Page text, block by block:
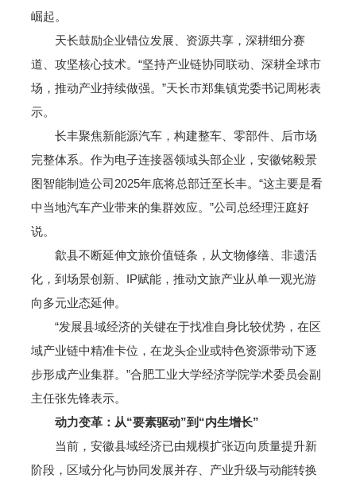
崛起。
天长鼓励企业错位发展、资源共享，深耕细分赛
道、攻坚核心技术。“坚持产业链协同联动、深耕全球市
场，推动产业持续做强。”天长市郑集镇党委书记周彬表
示。
长丰聚焦新能源汽车，构建整车、零部件、后市场
完整体系。作为电子连接器领域头部企业，安徽铭毅景
图智能制造公司2025年底将总部迁至长丰。“这主要是看
中当地汽车产业带来的集群效应。”公司总经理汪庭好
说。
歙县不断延伸文旅价值链条，从文物修缮、非遗活
化，到场景创新、IP赋能，推动文旅产业从单一观光游
向多元业态延伸。
“发展县域经济的关键在于找准自身比较优势，在区
域产业链中精准卡位，在龙头企业或特色资源带动下逐
步形成产业集群。”合肥工业大学经济学院学术委员会副
主任张先锋表示。
动力变革：从“要素驱动”到“内生增长”
当前，安徽县域经济已由规模扩张迈向质量提升新
阶段，区域分化与协同发展并存、产业升级与动能转换